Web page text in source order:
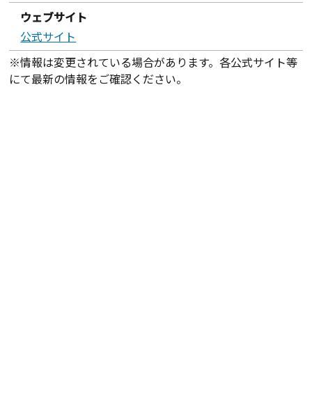
ウェブサイト
公式サイト
※情報は変更されている場合があります。各公式サイト等
にて最新の情報をご確認ください。